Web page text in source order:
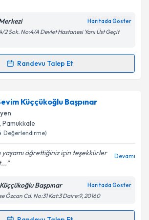
işlenmesine ilişkinAydınlatma
okudum ve kişisel verilerimin belirtilen
işlenmesini kabul ediyorum.
Takvim Talebini Gönder
Haritada Göster
2 Sok. No:4/A Devlet Hastanesi Yanı Üst Geçit
Randevu Talep Et
Talebi
Kileciiçin randevu takvimi talebi
bu uzmandan randevu almanız için bir
e-posta ile bilgilendireceğiz.
işlenmesine ilişkin
Aydınlatma
okudum ve kişisel verilerimin belirtilen
işlenmesini kabul ediyorum.
Küççükoğlu Başpınar
, Pamukkale
Değerlendirme)
yaşamı öğrettiğiniz için teşekkürler
Devamı
Başpınar Haritada Göster
Özcan Cd. No:31 Kat:3 Daire:9, 20160